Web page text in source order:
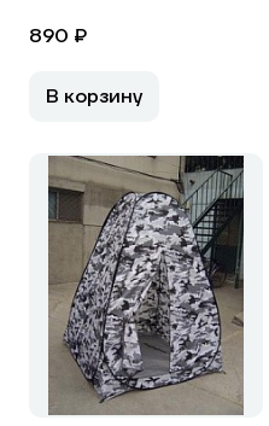
890 ₽
В корзину